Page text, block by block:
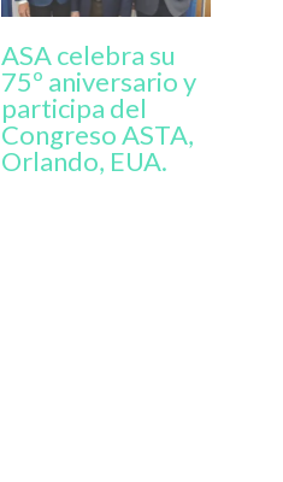
ASA celebra su
75º aniversario y
participa del
Congreso ASTA,
Orlando, EUA.